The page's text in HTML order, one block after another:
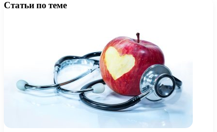
Статьи по теме